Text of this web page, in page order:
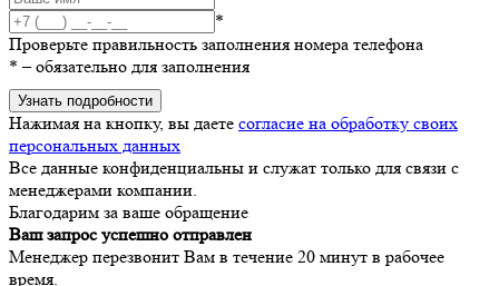
*
Проверьте правильность заполнения номера телефона
* – обязательно для заполнения
Узнать подробности
Нажимая на кнопку, вы даете согласие на обработку своих
персональных данных
Все данные конфиденциальны и служат только для связи с
менеджерами компании.
Благодарим за ваше обращение
Ваш запрос успешно отправлен
Менеджер перезвонит Вам в течение 20 минут в рабочее
время.